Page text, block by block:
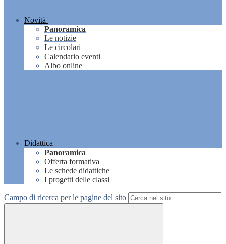
Novità
Panoramica
Le notizie
Le circolari
Calendario eventi
Albo online
Didattica
Panoramica
Offerta formativa
Le schede didattiche
I progetti delle classi
Campo di ricerca per le pagine del sito